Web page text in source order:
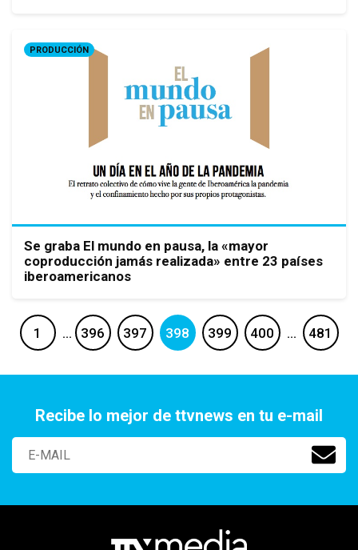
PRODUCCIÓN
Se graba El mundo en pausa, la «mayor
coproducción jamás realizada» entre 23 países
iberoamericanos
1 … 396 397 398 399 400 … 481
Recibe lo mejor de ttvnews en tu e-mail